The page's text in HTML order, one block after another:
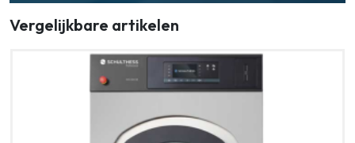
Vergelijkbare artikelen